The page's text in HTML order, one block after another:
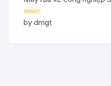
Rated5out
of 5
by dmgt